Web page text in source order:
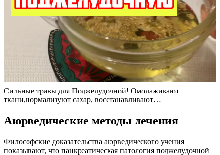
Сильные травы для Поджелудочной! Омолаживают
ткани,нормализуют сахар, восстанавливают…
Аюрведические методы лечения
Философские доказательства аюрведического учения
показывают, что панкреатическая патология поджелудочной